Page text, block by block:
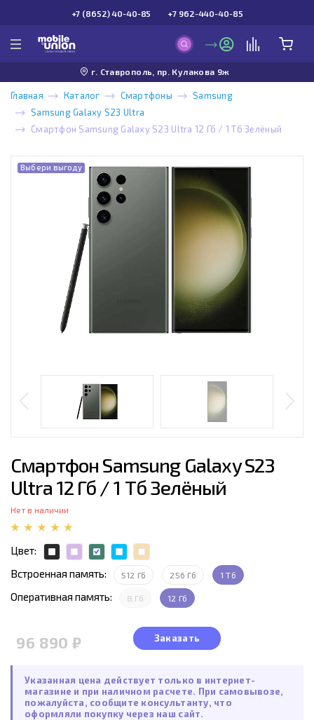
+7 (8652) 40-40-85 +7 962-440-40-85
г. Ставрополь, пр. Кулакова 9ж
Главная Каталог Смартфоны
Samsung
Samsung Galaxy S23 Ultra
Смартфон Samsung Galaxy S23 Ultra 12 Гб / 1 Тб Зелёный
Выбери выгоду
Смартфон Samsung Galaxy S23
Ultra 12 Гб / 1 Тб Зелёный
Нет в наличии
Цвет:
Встроенная память:
512 Гб 256 Гб 1 Тб
Оперативная память: 8 Гб 12 Гб
96 890 ₽ Заказать
Указанная цена действует только в интернет-
магазине и при наличном расчете. При самовывозе,
пожалуйста, сообщите консультанту, что
оформляли покупку через наш сайт.